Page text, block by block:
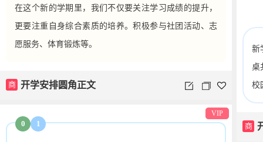
在这个新的学期里，我们不仅要关注学习成绩的提升，
更要注重自身综合素质的培养。积极参与社团活动、志
愿服务、体育锻炼等。
商 开学安排圆角正文
新
桌
校
商
0 1
VIP